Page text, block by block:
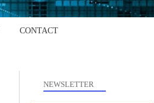
CONTACT
NEWSLETTER
les paradigmes
d'emblée dans la